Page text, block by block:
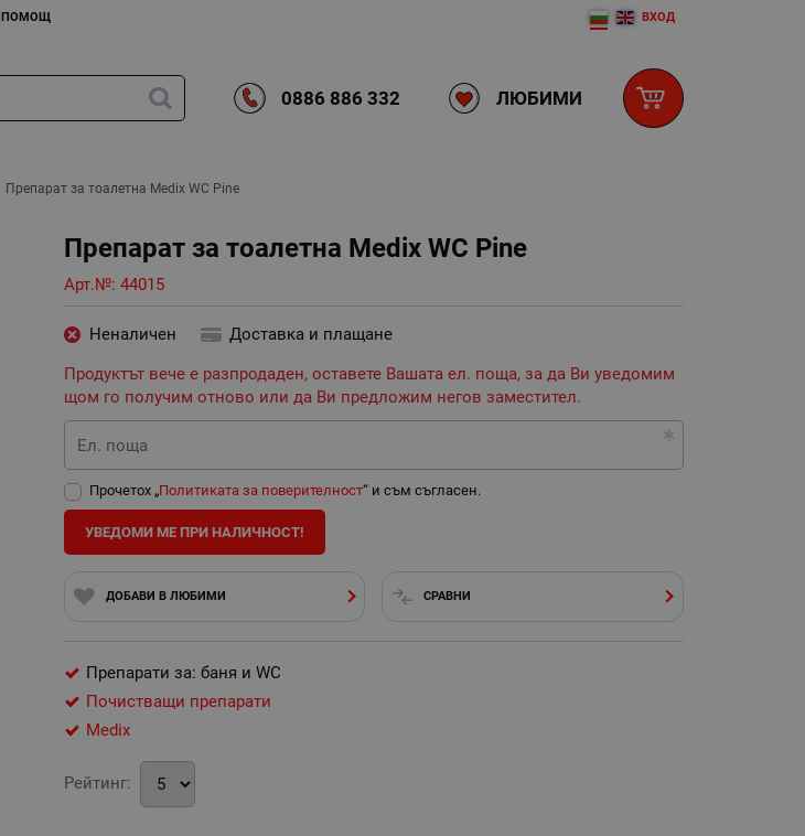
ПОМОЩ ВХОД
0886 886 332 ЛЮБИМИ
Препарат за тоалетна Medix WC Pine
Препарат за тоалетна Medix WC Pine
Арт.№: 44015
Неналичен
Доставка и плащане
Продуктът вече е разпродаден, оставете Вашата ел. поща, за да Ви уведомим
щом го получим отново или да Ви предложим негов заместител.
Ел. поща
Прочетох „Политиката за поверителност“ и съм съгласен.
УВЕДОМИ МЕ ПРИ НАЛИЧНОСТ!
ДОБАВИ В ЛЮБИМИ СРАВНИ
Препарати за: баня и WC
Почистващи препарати
Medix
Рейтинг: